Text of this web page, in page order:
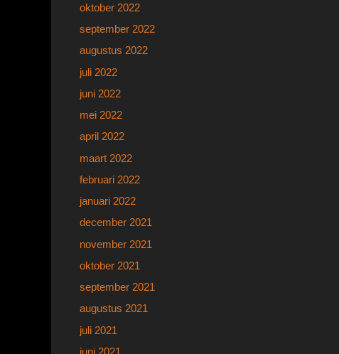
oktober 2022
september 2022
augustus 2022
juli 2022
juni 2022
mei 2022
april 2022
maart 2022
februari 2022
januari 2022
december 2021
november 2021
oktober 2021
september 2021
augustus 2021
juli 2021
juni 2021